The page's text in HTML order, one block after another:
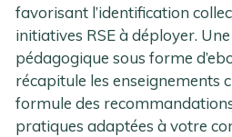
favorisant l’identification
initiatives RSE à déployer.
pédagogique sous forme
récapitule les enseignements
formule des
pratiques adaptées à votre